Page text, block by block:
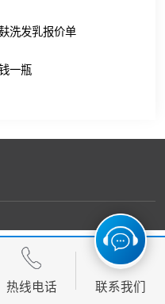
洗发乳报价单
一瓶
热线电话 联系我们